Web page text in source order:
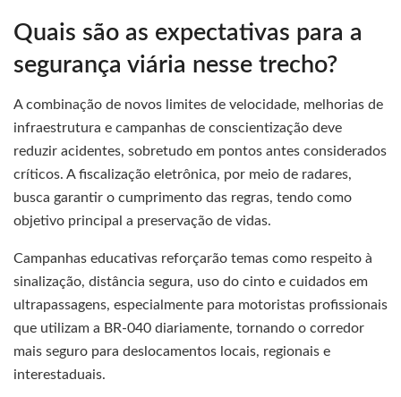
Quais são as expectativas para a
segurança viária nesse trecho?
A combinação de novos limites de velocidade, melhorias de
infraestrutura e campanhas de conscientização deve
reduzir acidentes, sobretudo em pontos antes considerados
críticos. A fiscalização eletrônica, por meio de radares,
busca garantir o cumprimento das regras, tendo como
objetivo principal a preservação de vidas.
Campanhas educativas reforçarão temas como respeito à
sinalização, distância segura, uso do cinto e cuidados em
ultrapassagens, especialmente para motoristas profissionais
que utilizam a BR-040 diariamente, tornando o corredor
mais seguro para deslocamentos locais, regionais e
interestaduais.